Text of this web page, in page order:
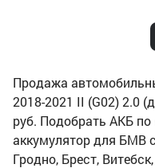
Продажа
2018-2021 II (G02) 2.0
руб. Подобрать АКБ по
аккумулятор для БМВ
Гродно, Брест,